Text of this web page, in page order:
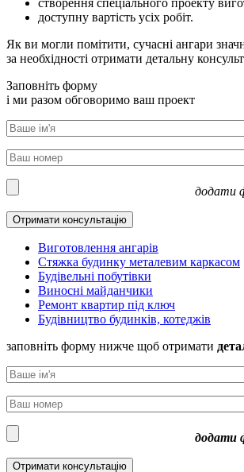
створення спеціального проекту
доступну вартість усіх робіт.
Як ви могли помітити, сучасні ангари
за необхідності отримати детальну
Заповніть форму
i ми разом обговоримо ваш проект
додати
Виготовлення ангарів
Стяжка будинку металевим каркасом
Будівельні побутівки
Виносні майданчики
Ремонт квартир під ключ
Будівництво будинків, котеджів
заповніть форму нижче щоб отримати
додати